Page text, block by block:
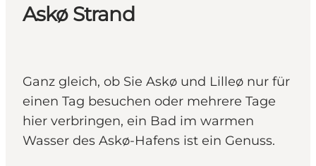
Askø Strand
Ganz gleich, ob Sie Askø und Lilleø nur für
einen Tag besuchen oder mehrere Tage
hier verbringen, ein Bad im warmen
Wasser des Askø-Hafens ist ein Genuss.